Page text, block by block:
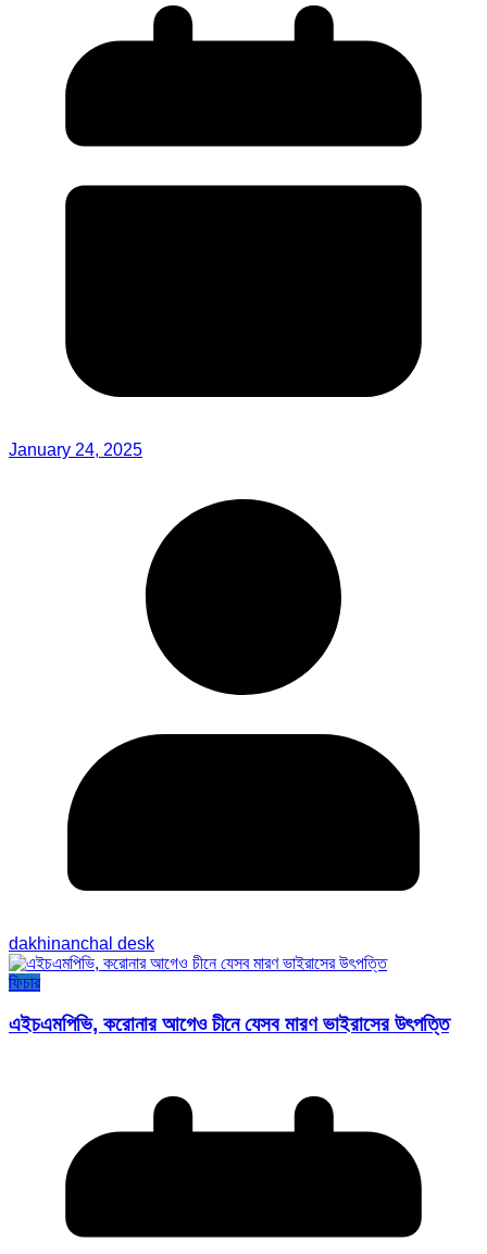
January 24, 2025
dakhinanchal desk
ফিচার
এইচএমপিভি, করোনার আগেও চীনে যেসব মারণ ভাইরাসের উৎপত্তি